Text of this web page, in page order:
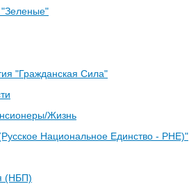
"Зеленые"
"Гражданская Сила"
Жизнь
Национальное Единство - РНЕ)"
(НБП)